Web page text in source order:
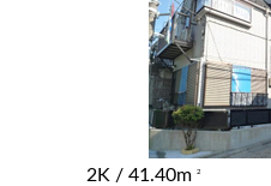
2K / 41.40m 2